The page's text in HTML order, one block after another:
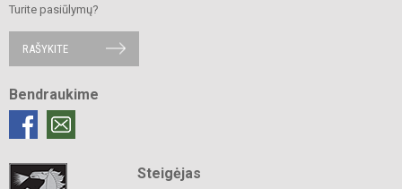
Turite pasiūlymų?
RAŠYKITE
Bendraukime
Steigėjas